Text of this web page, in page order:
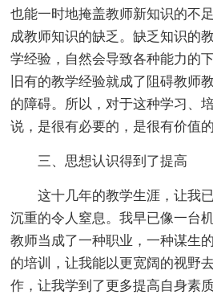
也能一时地掩盖教师新知识的不
成教师知识的缺乏。缺乏知识的
学经验，自然会导致各种能力的
旧有的教学经验就成了阻碍教师
的障碍。所以，对于这种学习、
说，是很有必要的，是很有价值的
三、思想认识得到了提高
这十几年的教学生涯，让我
沉重的令人窒息。我早已像一台
教师当成了一种职业，一种谋生
的培训，让我能以更宽阔的视野
作，让我学到了更多提高自身素